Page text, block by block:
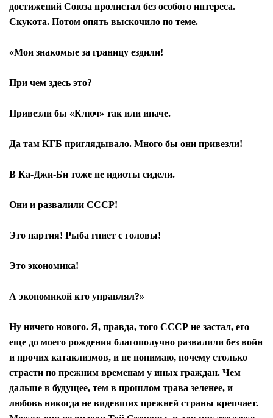
достижений Союза пролистал без особого интереса.
Скукота. Потом опять выскочило по теме.
«Мои знакомые за границу ездили!
При чем здесь это?
Привезли бы «Ключ» так или иначе.
Да там КГБ приглядывало. Много бы они привезли!
В Ка-Джи-Би тоже не идиоты сидели.
Они и развалили СССР!
Это партия! Рыба гниет с головы!
Это экономика!
А экономикой кто управлял?»
Ну ничего нового. Я, правда, того СССР не застал, его
еще до моего рождения благополучно развалили без войн
и прочих катаклизмов, и не понимаю, почему столько
страсти по прежним временам у иных граждан. Чем
дальше в будущее, тем в прошлом трава зеленее, и
любовь никогда не видевших прежней страны крепчает.